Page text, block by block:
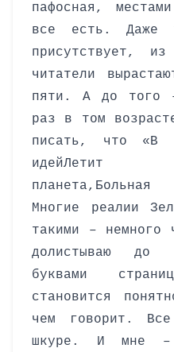
пафосная,
все есть. Даже
присутствует,
читатели
пяти. А до того
раз в том
писать, что «В
идейЛетит в
планета, Больная
Многие реалии
такими – немного
долистываю до
буквами
становится
чем говорит.
шкуре. И мне –